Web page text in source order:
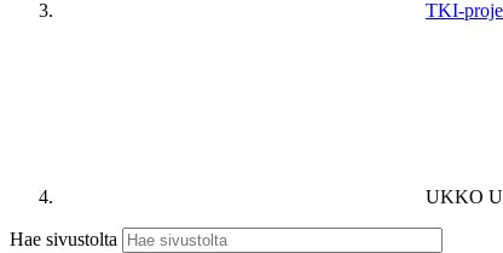
TKI-
UKKO
Hae sivustolta